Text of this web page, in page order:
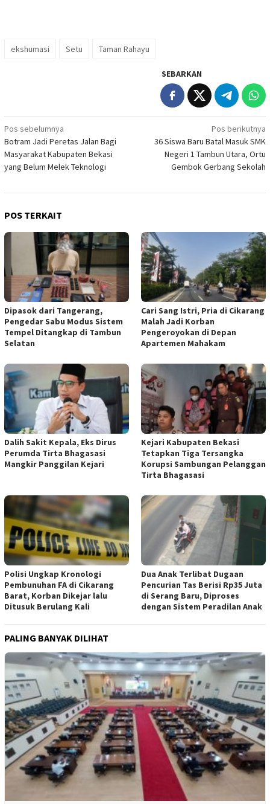
ekshumasi Setu Taman Rahayu
SEBARKAN
Navigasi
pos
Pos sebelumnya
Botram Jadi Peretas Jalan Bagi
Masyarakat Kabupaten Bekasi
yang Belum Melek Teknologi
Pos berikutnya
36 Siswa Baru Batal Masuk SMK
Negeri 1 Tambun Utara, Ortu
Gembok Gerbang Sekolah
POS TERKAIT
Dipasok dari Tangerang,
Pengedar Sabu Modus Sistem
Tempel Ditangkap di Tambun
Selatan
Cari Sang Istri, Pria di Cikarang
Malah Jadi Korban
Pengeroyokan di Depan
Apartemen Mahakam
Dalih Sakit Kepala, Eks Dirus
Perumda Tirta Bhagasasi
Mangkir Panggilan Kejari
Kejari Kabupaten Bekasi
Tetapkan Tiga Tersangka
Korupsi Sambungan Pelanggan
Tirta Bhagasasi
Polisi Ungkap Kronologi
Pembunuhan FA di Cikarang
Barat, Korban Dikejar lalu
Ditusuk Berulang Kali
Dua Anak Terlibat Dugaan
Pencurian Tas Berisi Rp35 Juta
di Serang Baru, Diproses
dengan Sistem Peradilan Anak
PALING BANYAK DILIHAT